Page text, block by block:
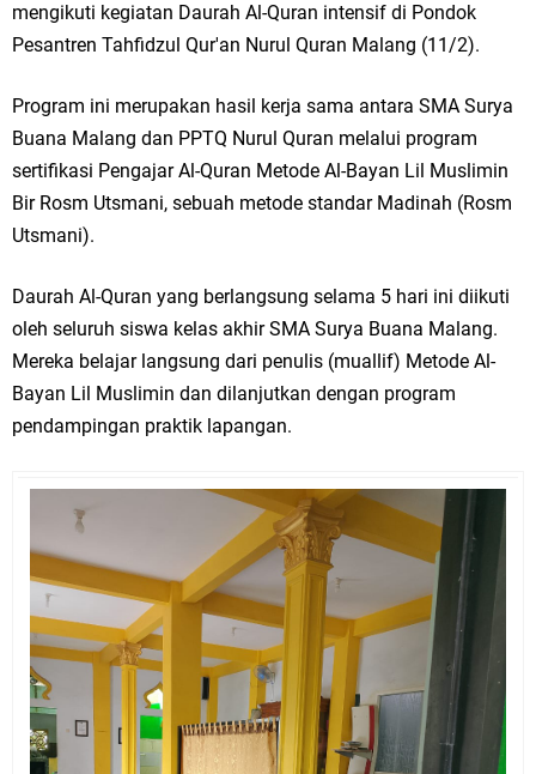
mengikuti kegiatan Daurah Al-Quran intensif di Pondok
Pesantren Tahfidzul Qur'an Nurul Quran Malang (11/2).
Program ini merupakan hasil kerja sama antara SMA Surya
Buana Malang dan PPTQ Nurul Quran melalui program
sertifikasi Pengajar Al-Quran Metode Al-Bayan Lil Muslimin
Bir Rosm Utsmani, sebuah metode standar Madinah (Rosm
Utsmani).
Daurah Al-Quran yang berlangsung selama 5 hari ini diikuti
oleh seluruh siswa kelas akhir SMA Surya Buana Malang.
Mereka belajar langsung dari penulis (muallif) Metode Al-
Bayan Lil Muslimin dan dilanjutkan dengan program
pendampingan praktik lapangan.